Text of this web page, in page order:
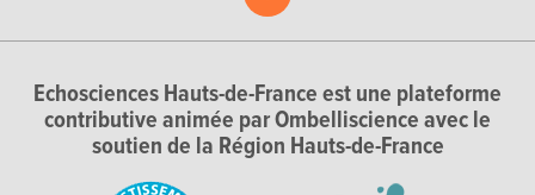
Echosciences Hauts-de-France est une plateforme
contributive animée par Ombelliscience avec le
soutien de la Région Hauts-de-France